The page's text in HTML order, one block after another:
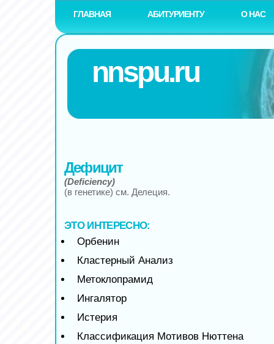
ГЛАВНАЯ АБИТУРИЕНТУ О НАС
nnspu.ru
Дефицит
(Deficiency)
(в генетике) см. Делеция.
ЭТО ИНТЕРЕСНО:
Орбенин
Кластерный Анализ
Метоклопрамид
Ингалятор
Истерия
Классификация Мотивов Нюттена